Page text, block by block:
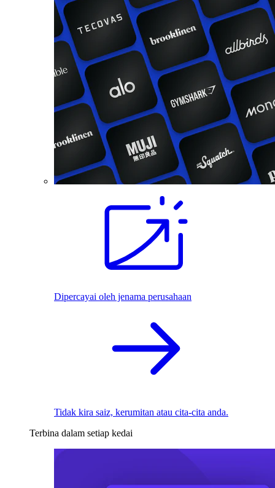
Dipercayai oleh jenama perusahaan
Tidak kira saiz, kerumitan atau cita-cita anda.
Terbina dalam setiap kedai